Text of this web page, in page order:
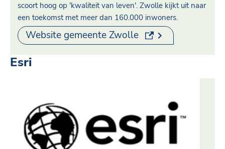
scoort hoog op 'kwaliteit van leven'. Zwolle kijkt uit naar
een toekomst met meer dan 160.000 inwoners.
Website gemeente Zwolle (externe link)
Esri